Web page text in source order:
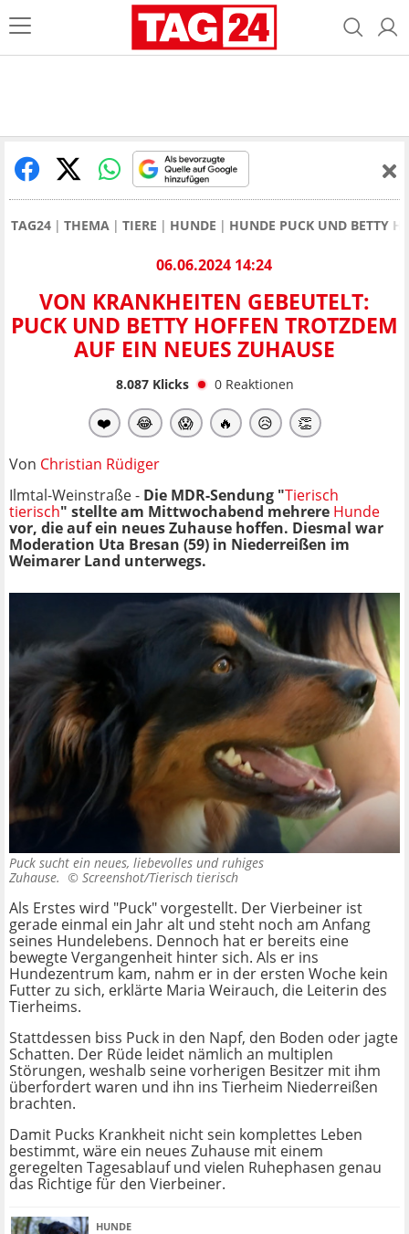
TAG24 THEMA TIERE HUNDE HUNDE PUCK UND BETTY
06.06.2024 14:24
VON KRANKHEITEN GEBEUTELT:
PUCK UND BETTY HOFFEN TROTZDEM
AUF EIN NEUES ZUHAUSE
8.087Klicks 0 Reaktionen
❤️ 😂 😱 🔥 😥 👏
Von Christian Rüdiger
Ilmtal-Weinstraße - Die MDR-Sendung "Tierisch
tierisch" stellte am Mittwochabend mehrere Hunde
vor, die auf ein neues Zuhause hoffen. Diesmal war
Moderation Uta Bresan (59) in Niederreißen im
Weimarer Land unterwegs.
Puck sucht ein neues, liebevolles und ruhiges
Zuhause. © Screenshot/Tierisch tierisch
Als Erstes wird "Puck" vorgestellt. Der Vierbeiner ist
gerade einmal ein Jahr alt und steht noch am Anfang
seines Hundelebens. Dennoch hat er bereits eine
bewegte Vergangenheit hinter sich. Als er ins
Hundezentrum kam, nahm er in der ersten Woche kein
Futter zu sich, erklärte Maria Weirauch, die Leiterin des
Tierheims.
Stattdessen biss Puck in den Napf, den Boden oder jagte
Schatten. Der Rüde leidet nämlich an multiplen
Störungen, weshalb seine vorherigen Besitzer mit ihm
überfordert waren und ihn ins Tierheim Niederreißen
brachten.
Damit Pucks Krankheit nicht sein komplettes Leben
bestimmt, wäre ein neues Zuhause mit einem
geregelten Tagesablauf und vielen Ruhephasen genau
das Richtige für den Vierbeiner.
HUNDE